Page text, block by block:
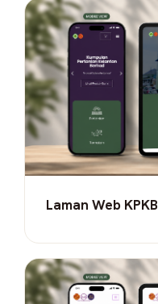
Laman Web KPKB